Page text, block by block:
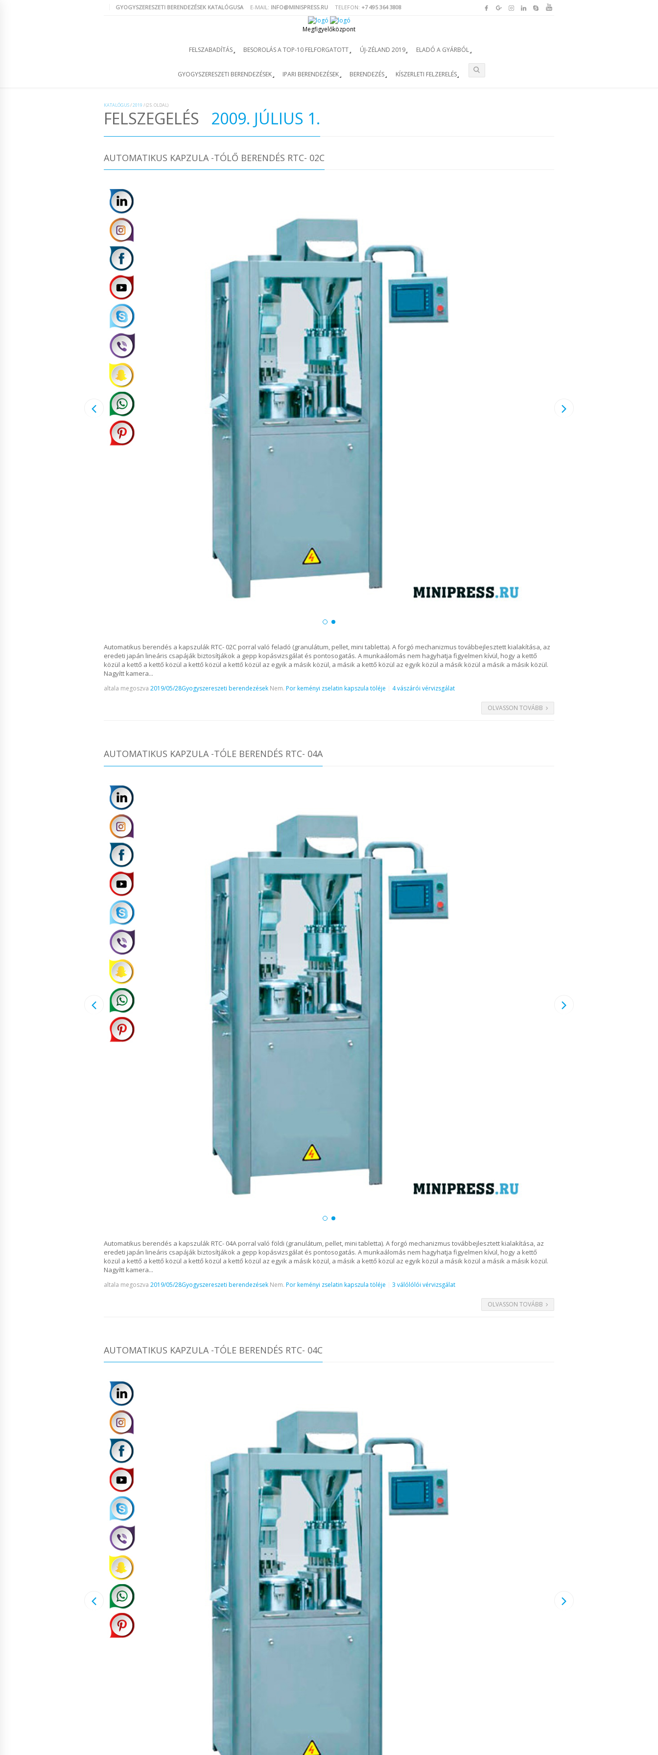
GYOGYSZERESZETI BERENDEZÉSEK KATALÓGUSA E-MAIL: INFO@MINISPRESS.RU TELEFON: +7 495 364 3808
Megfigyelőközpont
FELSZABADÍTÁS BESOROLÁS A TOP-10 FELFORGATOTT ÚJ-ZÉLAND 2019 ELADÓ A GYÁRBÓL
GYOGYSZERESZETI BERENDEZÉSEK IPARI BERENDEZÉSEK BERENDEZÉS KÍSZERLETI FELZERELÉS
KATALÓGUS/2019 /(25. OLDAL)
FELSZEGELÉS 2009. JÚLIUS 1.
AUTOMATIKUS KAPZULA -TÓLŐ BERENDÉS RTC- 02C
Automatikus berendés a kapszulák RTC- 02C porral való feladó (granulátum, pellet, mini tabletta). A forgó mechanizmus továbbejlesztett kialakítása, az
eredeti japán lineáris csapáják biztosítjákok a gepp kopásvizsgálat és pontosogatás. A munkaálomás nem hagyhatja figyelmen kívül, hogy a kettő
közül a kettő a kettő közül a kettő közül a kettő közül az egyik a másik közül, a másik a kettő közül az egyik közül a másik közül a másik a másik közül.
Nagyítt kamera...
altala megoszva 2019/05/28Gyogyszereszeti berendezések Nem. Por keményi zselatin kapszula töléje 4 vászárói vérvizsgálat
OLVASSON TOVÁBB
AUTOMATIKUS KAPZULA -TÓLE BERENDÉS RTC- 04A
Automatikus berendés a kapszulák RTC- 04A porral való földi (granulátum, pellet, mini tabletta). A forgó mechanizmus továbbejlesztett kialakítása, az
eredeti japán lineáris csapáják biztosítjákok a gepp kopásvizsgálat és pontosogatás. A munkaálomás nem hagyhatja figyelmen kívül, hogy a kettő
közül a kettő a kettő közül a kettő közül a kettő közül az egyik a másik közül, a másik a kettő közül az egyik közül a másik közül a másik a másik közül.
Nagyítt kamera...
altala megoszva 2019/05/28Gyogyszereszeti berendezések Nem. Por keményi zselatin kapszula töléje 3 válólólói vérvizsgálat
OLVASSON TOVÁBB
AUTOMATIKUS KAPZULA -TÓLE BERENDÉS RTC- 04C